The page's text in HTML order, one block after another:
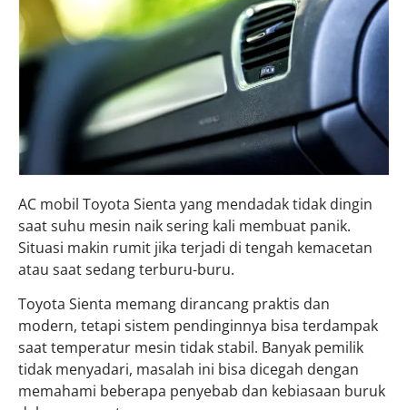
AC mobil Toyota Sienta yang mendadak tidak dingin
saat suhu mesin naik sering kali membuat panik.
Situasi makin rumit jika terjadi di tengah kemacetan
atau saat sedang terburu-buru.
Toyota Sienta memang dirancang praktis dan
modern, tetapi sistem pendinginnya bisa terdampak
saat temperatur mesin tidak stabil. Banyak pemilik
tidak menyadari, masalah ini bisa dicegah dengan
memahami beberapa penyebab dan kebiasaan buruk